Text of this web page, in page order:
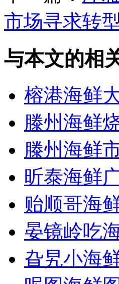
市场寻求转
与本文的相
榕港海鲜
滕州海鲜
滕州海鲜
昕泰海鲜
贻顺哥海
晏镜岭吃
旮旯小海